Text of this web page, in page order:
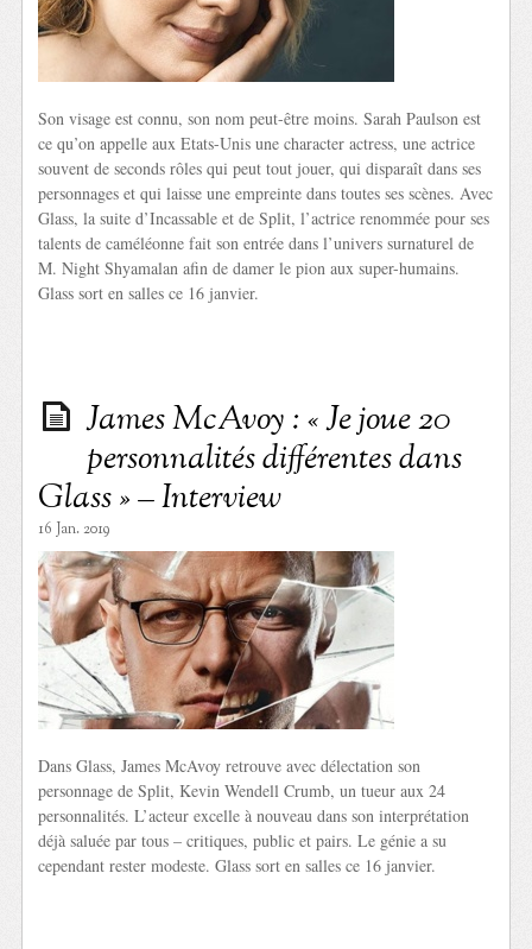
Son visage est connu, son nom peut-être moins. Sarah Paulson est
ce qu’on appelle aux Etats-Unis une character actress, une actrice
souvent de seconds rôles qui peut tout jouer, qui disparaît dans ses
personnages et qui laisse une empreinte dans toutes ses scènes. Avec
Glass, la suite d’Incassable et de Split, l’actrice renommée pour ses
talents de caméléonne fait son entrée dans l’univers surnaturel de
M. Night Shyamalan afin de damer le pion aux super-humains.
Glass sort en salles ce 16 janvier.
James McAvoy : « Je joue 20
personnalités différentes dans
Glass » – Interview
16 Jan. 2019
Dans Glass, James McAvoy retrouve avec délectation son
personnage de Split, Kevin Wendell Crumb, un tueur aux 24
personnalités. L’acteur excelle à nouveau dans son interprétation
déjà saluée par tous – critiques, public et pairs. Le génie a su
cependant rester modeste. Glass sort en salles ce 16 janvier.